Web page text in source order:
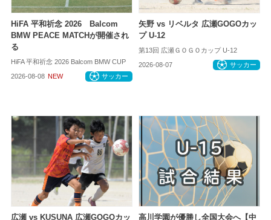
HiFA 平和祈念 2026 Balcom
BMW PEACE MATCHが開催され
る
HiFA 平和祈念 2026 Balcom BMW CUP
2026-08-08 NEW サッカー
矢野 vs リベルタ 広瀬GOGOカッ
プ U-12
第13回 広瀬ＧＯＧＯカップ U-12
2026-08-07 サッカー
広瀬 vs KUSUNA 広瀬GOGOカッ
高川学園が優勝し全国大会へ【中